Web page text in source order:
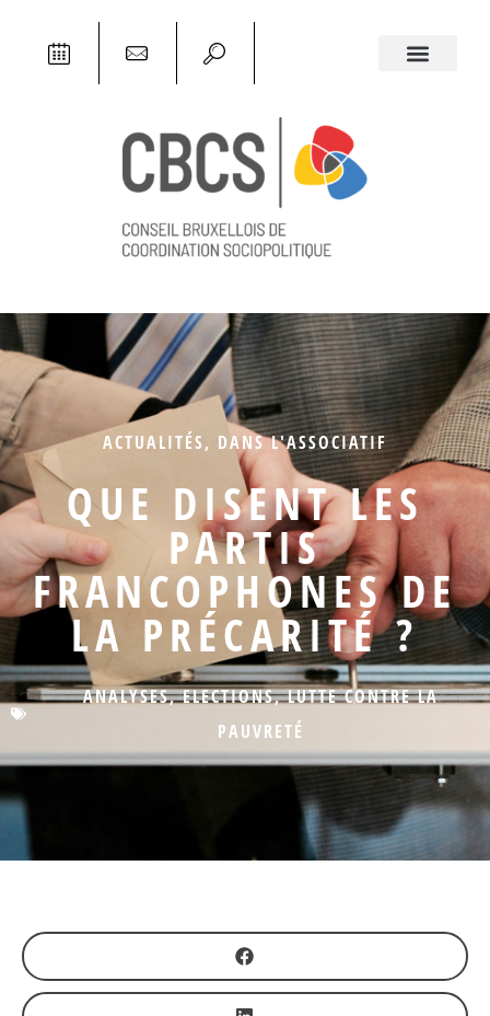
ACTUALITÉS, DANS L'ASSOCIATIF
QUE DISENT LES
PARTIS
FRANCOPHONES DE
LA PRÉCARITÉ ?
ANALYSES,ELECTIONS,LUTTE CONTRE LA
PAUVRETÉ